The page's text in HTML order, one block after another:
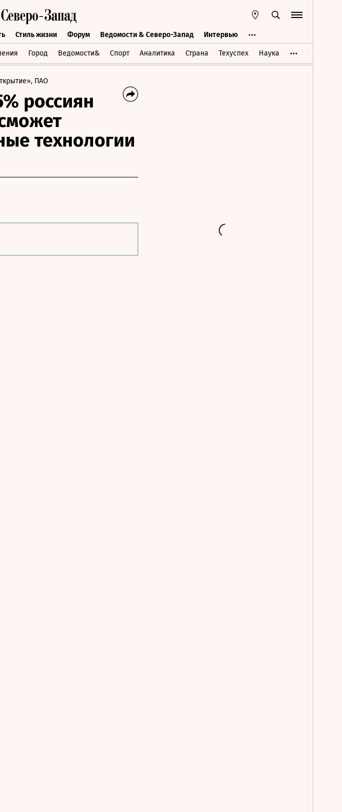
Стиль жизни Форум Ведомости & Северо-Запад Интервью
Город Ведомости& Спорт Аналитика Страна Техуспех Наука
Стиль жизни Форум Ведомости & Северо-Запад Интервью
ПАО
россиян
технологии